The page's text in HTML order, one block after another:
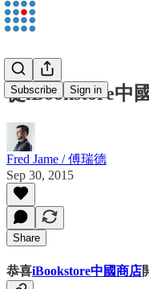
Subscribe Sign in
從iBookstore中
Fred Jame / 傅瑞德
Sep 30, 2015
Share
恭喜iBookstore中國商店